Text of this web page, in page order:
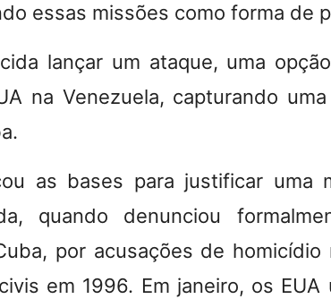
essas missões como forma de
lançar um ataque, uma
na Venezuela, capturando
as bases para justificar uma
quando denunciou
por acusações de homicídio
em 1996. Em janeiro, os EUA